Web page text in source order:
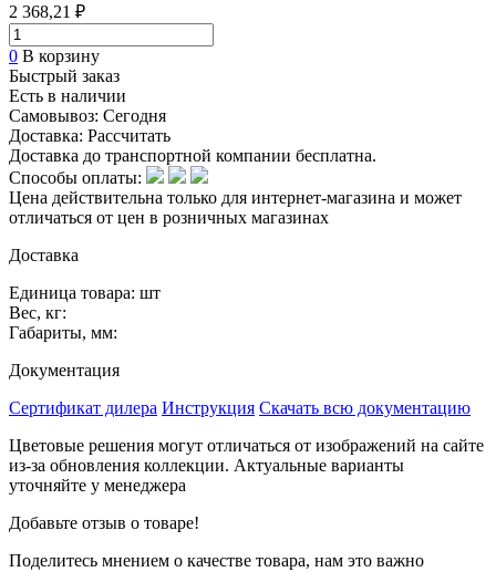
2 368,21 ₽
0 В корзину
Быстрый заказ
Есть в наличии
Самовывоз: Сегодня
Доставка: Рассчитать
Доставка до транспортной компании бесплатна.
Способы оплаты:
Цена действительна только для интернет-магазина и может
отличаться от цен в розничных магазинах
Доставка
Единица товара: шт
Вес, кг:
Габариты, мм:
Документация
Сертификат дилера Инструкция Скачать всю документацию
Цветовые решения могут отличаться от изображений на сайте
из-за обновления коллекции. Актуальные варианты
уточняйте у менеджера
Добавьте отзыв о товаре!
Поделитесь мнением о качестве товара, нам это важно